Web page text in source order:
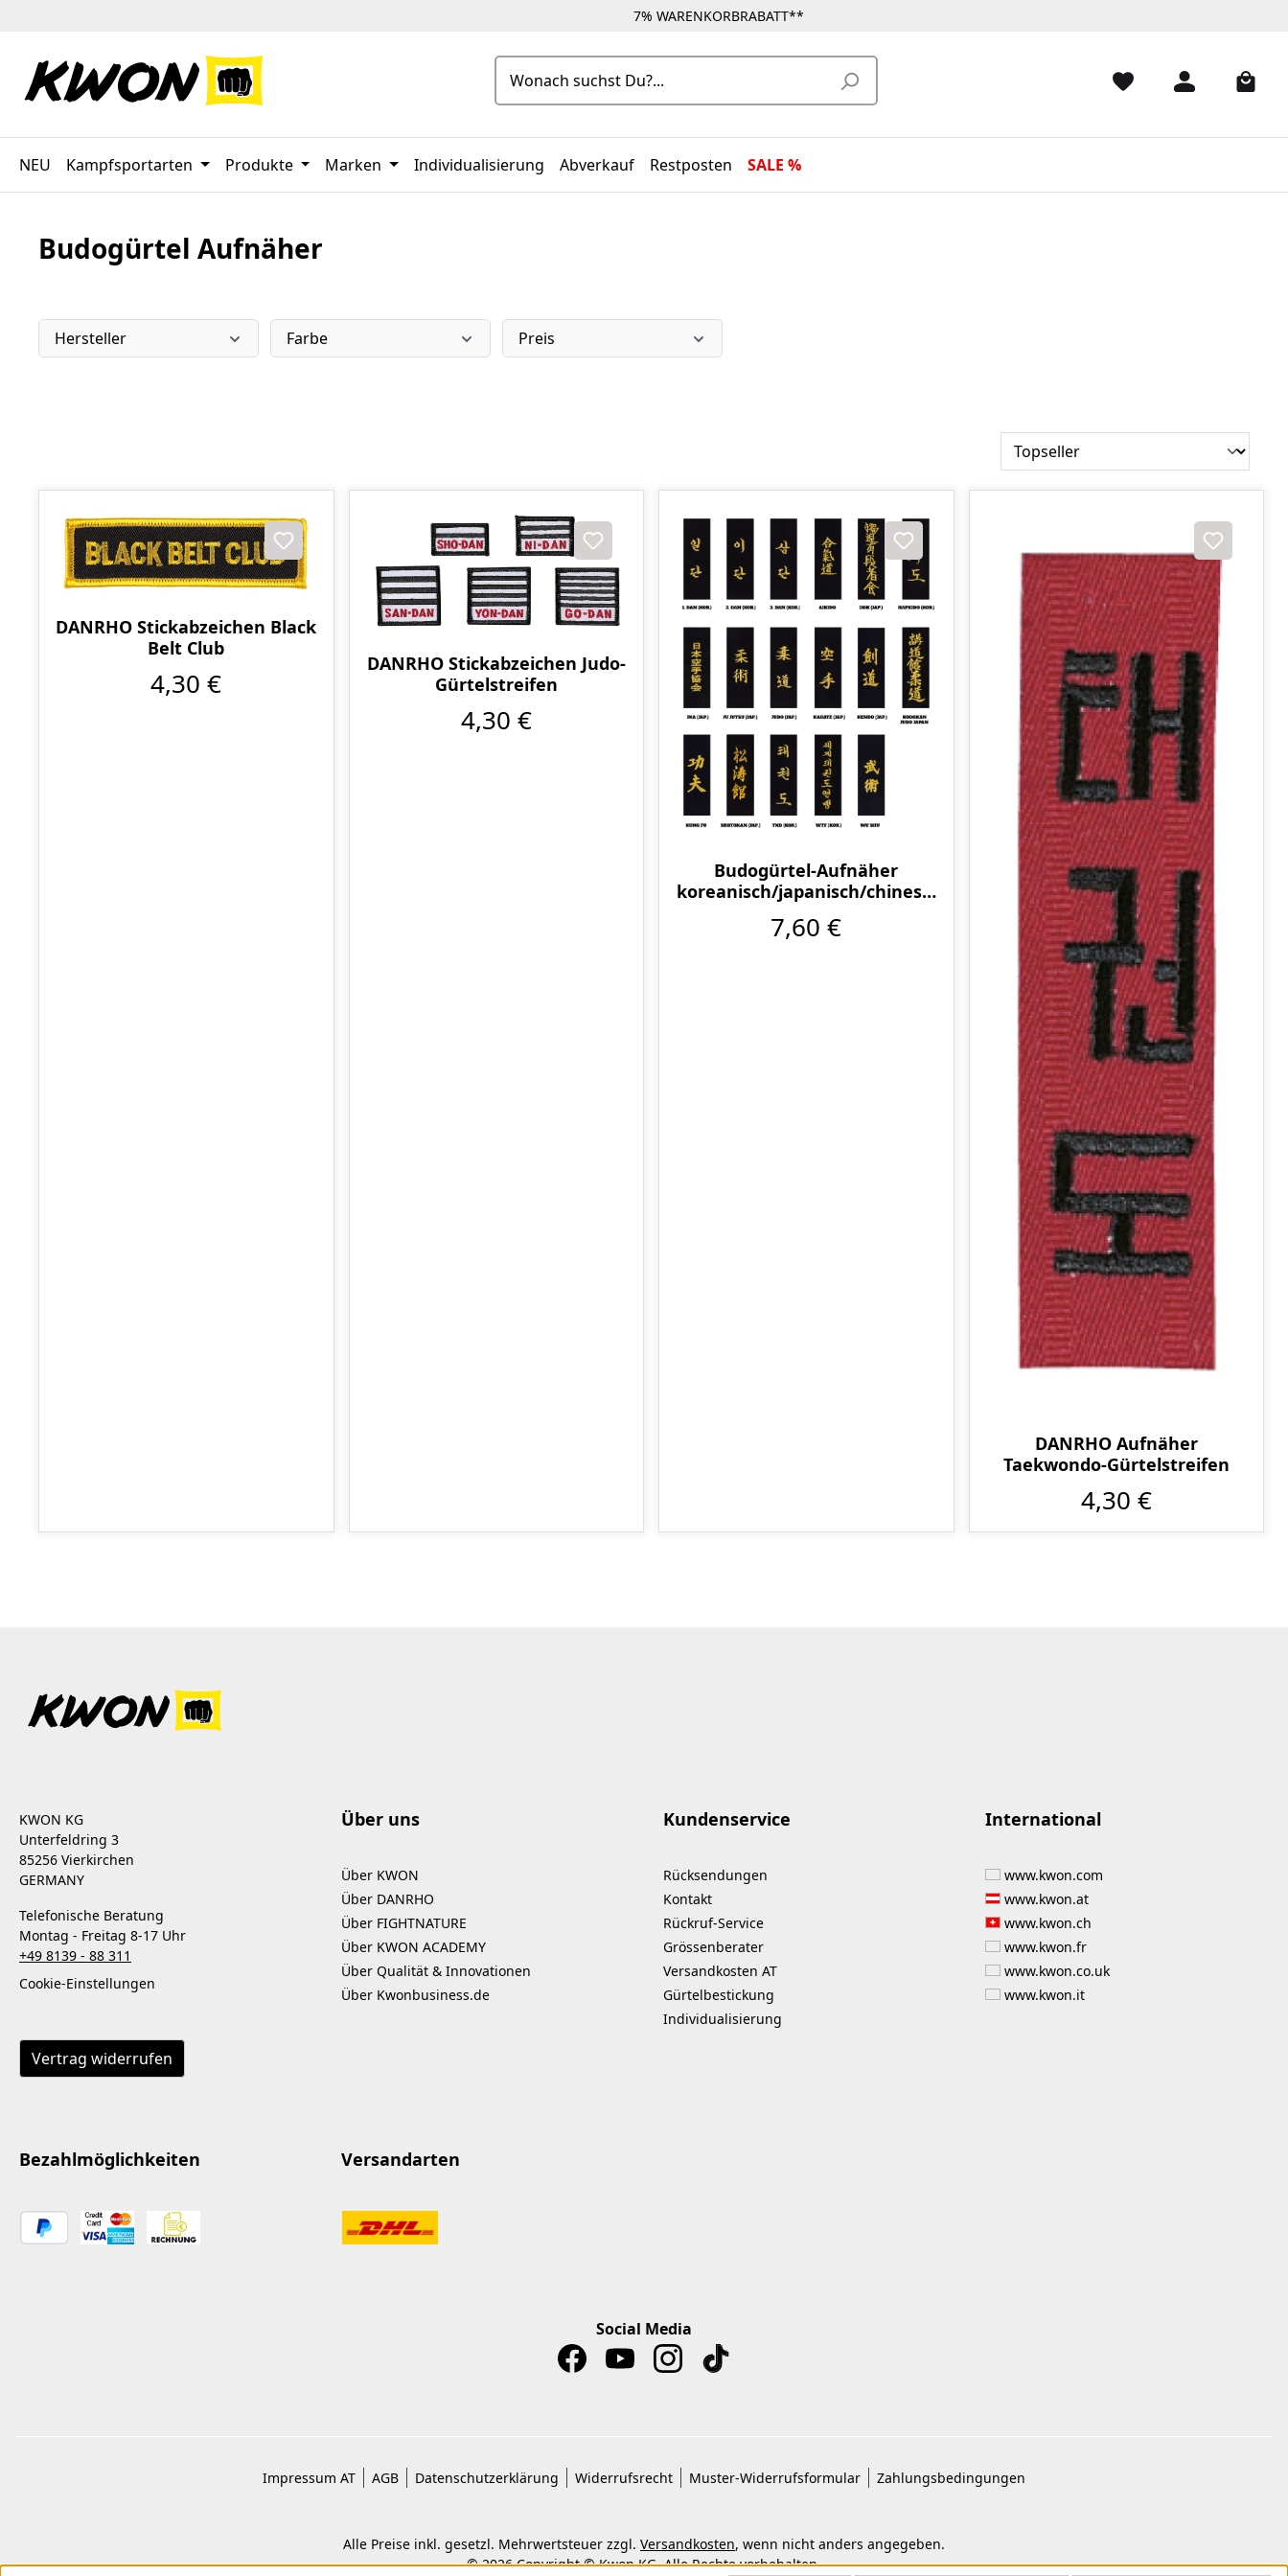
7% WARENKORBRABATT**
NEU Kampfsportarten Produkte Marken Individualisierung Abverkauf Restposten SALE %
Budogürtel Aufnäher
Hersteller Farbe Preis
DANRHO Stickabzeichen Black
Belt Club
4,30 €
DANRHO Stickabzeichen Judo-
Gürtelstreifen
4,30 €
Budogürtel-Aufnäher
koreanisch/japanisch/chinesis
7,60 €
DANRHO Aufnäher
Taekwondo-Gürtelstreifen
4,30 €
KWON KG
Unterfeldring 3
85256 Vierkirchen
GERMANY
Telefonische Beratung
Montag - Freitag 8-17 Uhr
+49 8139 - 88 311
Cookie-Einstellungen
Vertrag widerrufen
Über uns
Über KWON
Über DANRHO
Über FIGHTNATURE
Über KWON ACADEMY
Über Qualität & Innovationen
Über Kwonbusiness.de
Kundenservice
Rücksendungen
Kontakt
Rückruf-Service
Grössenberater
Versandkosten AT
Gürtelbestickung
Individualisierung
International
www.kwon.com
www.kwon.at
www.kwon.ch
www.kwon.fr
www.kwon.co.uk
www.kwon.it
Bezahlmöglichkeiten Versandarten
Social Media
Impressum AT AGB Datenschutzerklärung Widerrufsrecht Muster-Widerrufsformular Zahlungsbedingungen
Alle Preise inkl. gesetzl. Mehrwertsteuer zzgl. Versandkosten, wenn nicht anders angegeben.
© 2026 Copyright © Kwon KG. Alle Rechte vorbehalten.